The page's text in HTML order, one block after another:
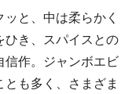
と、中は柔らかく
ひき、スパイスとの
信作。ジャンボエビ
も多く、さまざま